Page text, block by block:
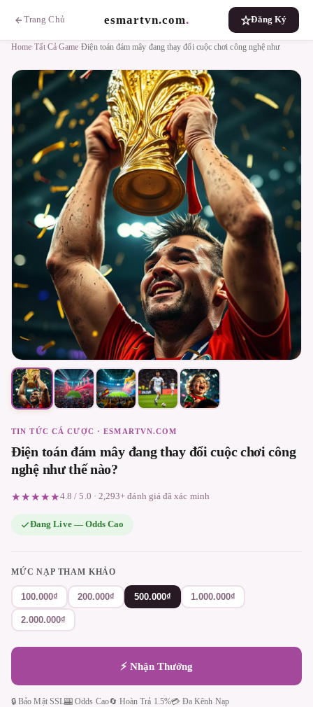
Trang Chủ esmartvn.com. Đăng Ký
Home ›Tất Cả Game ›Điện toán đám mây đang thay đổi cuộc chơi công nghệ như
TIN TỨC CÁ CƯỢC · ESMARTVN.COM
Điện toán đám mây đang thay đổi cuộc chơi công
nghệ như thế nào?
★★★★★4.8 / 5.0 · 2,293+ đánh giá đã xác minh
Đang Live — Odds Cao
MỨC NẠP THAM KHẢO
100.000₫ 200.000₫ 500.000₫ 1.000.000₫
2.000.000₫
⚡ Nhận Thưởng
🔒 Bảo Mật SSL🎰 Odds Cao🔄 Hoàn Trả 1.5%💳 Đa Kênh Nạp